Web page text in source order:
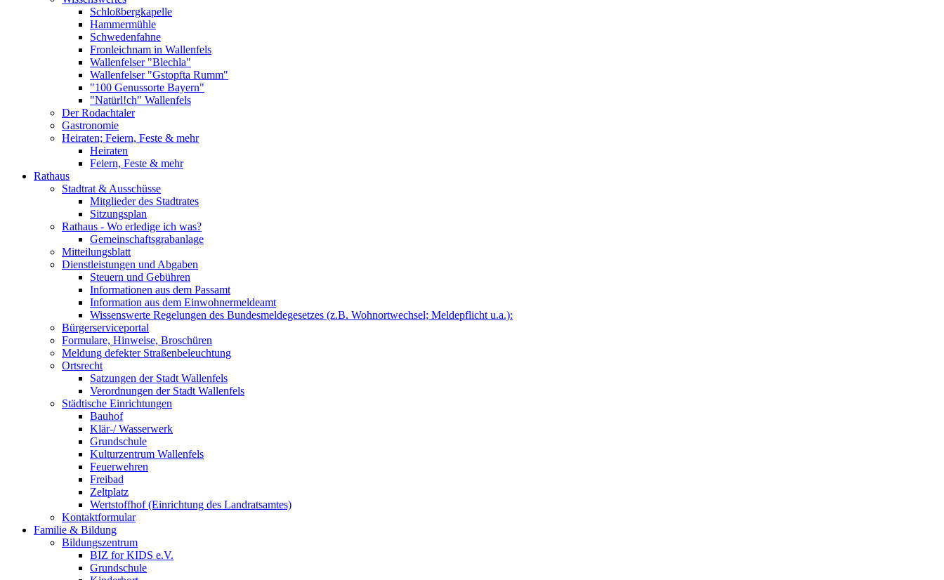
Schloßbergkapelle
Hammermühle
Schwedenfahne
Fronleichnam in Wallenfels
Wallenfelser "Blechla"
Wallenfelser "Gstopfta Rumm"
"100 Genussorte Bayern"
"Natürl!ch" Wallenfels
Der Rodachtaler
Gastronomie
Heiraten; Feiern, Feste & mehr
Heiraten
Feiern, Feste & mehr
Rathaus
Stadtrat & Ausschüsse
Mitglieder des Stadtrates
Sitzungsplan
Rathaus - Wo erledige ich was?
Gemeinschaftsgrabanlage
Mitteilungsblatt
Dienstleistungen und Abgaben
Steuern und Gebühren
Informationen aus dem Passamt
Information aus dem Einwohnermeldeamt
Wissenswerte Regelungen des Bundesmeldegesetzes (z.B. Wohnortwechsel; Meldepflicht u.a.):
Bürgerserviceportal
Formulare, Hinweise, Broschüren
Meldung defekter Straßenbeleuchtung
Ortsrecht
Satzungen der Stadt Wallenfels
Verordnungen der Stadt Wallenfels
Städtische Einrichtungen
Bauhof
Klär-/ Wasserwerk
Grundschule
Kulturzentrum Wallenfels
Feuerwehren
Freibad
Zeltplatz
Wertstoffhof (Einrichtung des Landratsamtes)
Kontaktformular
Familie & Bildung
Bildungszentrum
BIZ for KIDS e.V.
Grundschule